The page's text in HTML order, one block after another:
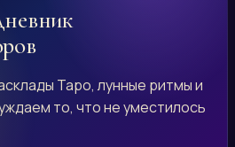
Таро, лунные ритмы и
то, что не уместилось